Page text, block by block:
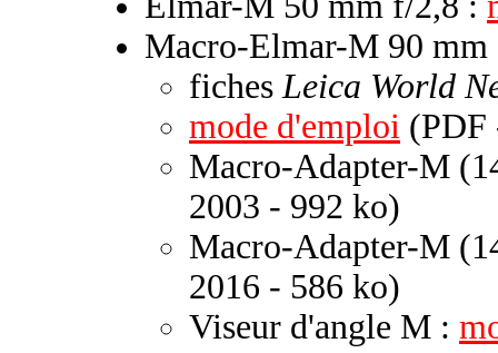
Macro-Elmar-M 90
fichesLeica World
mode d'emploi (PDF
Macro-Adapter-M
2003 - 992 ko)
Macro-Adapter-M
2016 - 586 ko)
Viseur d'angle M :